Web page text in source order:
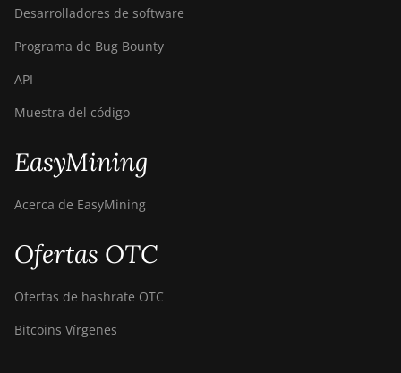
Desarrolladores de software
Programa de Bug Bounty
API
Muestra del código
EasyMining
Acerca de EasyMining
Ofertas OTC
Ofertas de hashrate OTC
Bitcoins Vírgenes